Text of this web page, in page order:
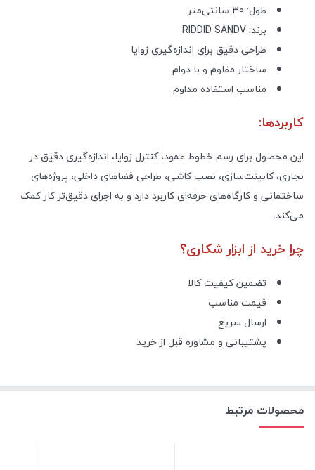
طول: 30 سانتی‌متر
برند: RIDDID SANDV
طراحی دقیق برای اندازه‌گیری زوایا
ساختار مقاوم و با دوام
مناسب استفاده مداوم
کاربردها:
این محصول برای رسم خطوط عمود، کنترل زوایا، اندازه‌گیری دقیق در
نجاری، کابینت‌سازی، نصب کاشی، طراحی فضاهای داخلی، پروژه‌های
ساختمانی و کارگاه‌های حرفه‌ای کاربرد دارد و به اجرای دقیق‌تر کار کمک
می‌کند.
چرا خرید از ابزار شکاری؟
تضمین کیفیت کالا
قیمت مناسب
ارسال سریع
پشتیبانی و مشاوره قبل از خرید
محصولات مرتبط